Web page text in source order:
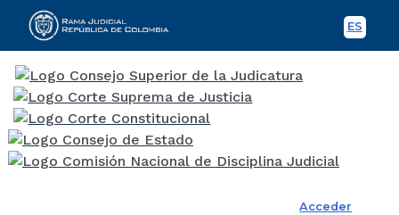
ES
Acceder